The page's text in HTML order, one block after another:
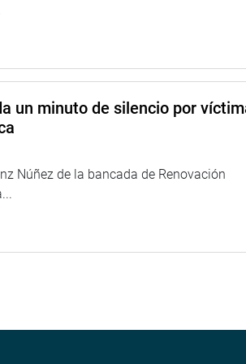
un minuto de silencio por
Núñez de la bancada de Renovación